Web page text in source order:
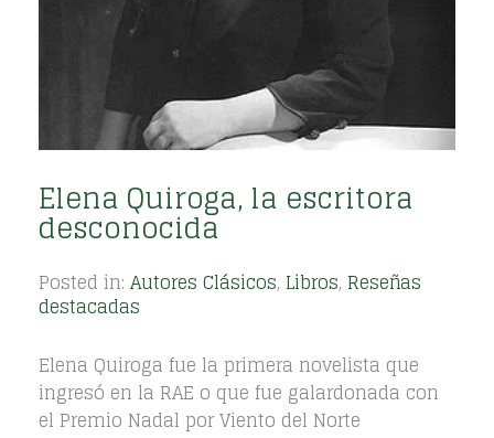
Elena Quiroga, la escritora
desconocida
Posted in: Autores Clásicos, Libros, Reseñas
destacadas
Elena Quiroga fue la primera novelista que
ingresó en la RAE o que fue galardonada con
el Premio Nadal por Viento del Norte